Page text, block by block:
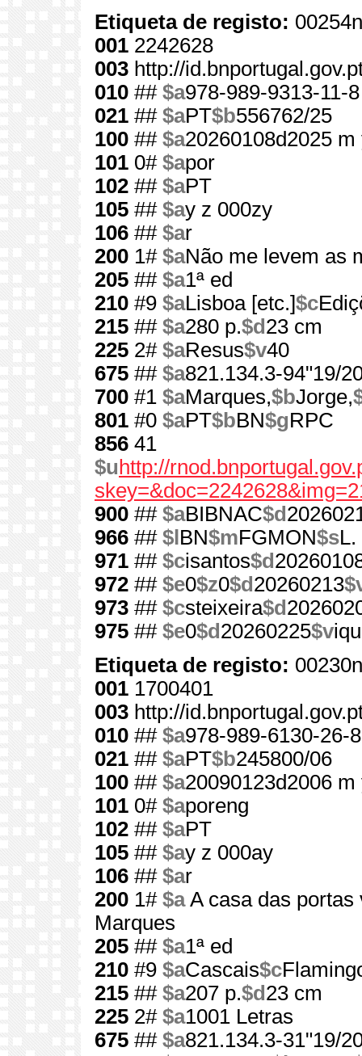
Etiqueta de registo:
001 2242628
003 http://
010 ## $a978-989-9313-11-8
021 ## $aPT$b556762/25
100 ## $a20260108d2025
101 0# $apor
102 ## $aPT
105 ## $ay z 000zy
106 ## $ar
200 1# $aNão me levem as
205 ## $a1ª ed
210 #9 $aLisboa [etc.]$c
215 ## $a280 p.$d 23 cm
225 2# $aResus$v40
675 ## $a821.134.3-94"19/
700 #1 $aMarques,$bJorge,
801 #0 $aPT$bBN$gRPC
856 41
$u http://
900 ## $aBIBNAC$d
966 ## $l BN$mFGMON$sL.
971 ## $cisantos$d
972 ## $e0$z0$d 20260213
973 ## $csteixeira$d
975 ## $e0$d 20260225$v
Etiqueta de registo:
001 1700401
003 http://
010 ## $a978-989-6130-26-8
021 ## $aPT$b245800/06
100 ## $a20090123d2006
101 0# $aporeng
102 ## $aPT
105 ## $ay z 000ay
106 ## $ar
200 1# $aA casa das portas
Marques
205 ## $a1ª ed
210 #9 $aCascais$c
215 ## $a207 p.$d 23 cm
225 2# $a1001 Letras
675 ## $a821.134.3-31"19/